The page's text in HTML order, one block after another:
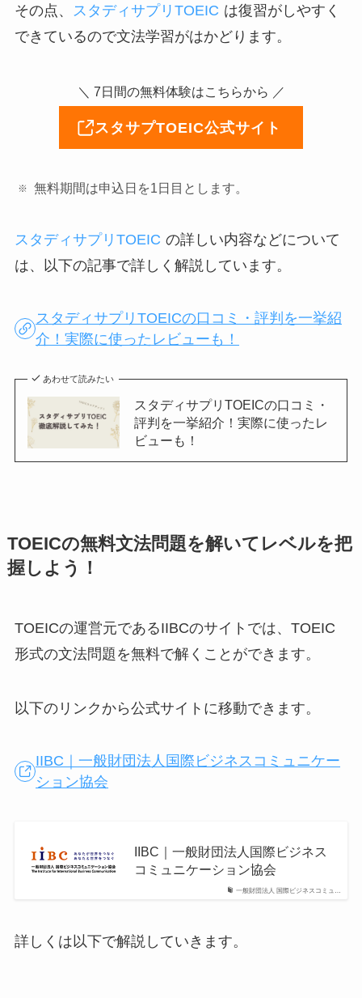
その点、 スタディサプリTOEIC は復習がしやすく
できているので文法学習がはかどります。
＼ 7日間の無料体験はこちらから ／
スタサプTOEIC公式サイト
無料期間は申込日を1日目とします。
スタディサプリTOEIC の詳しい内容などについて
は、以下の記事で詳しく解説しています。
スタディサプリTOEICの口コミ・評判を一挙紹
介！実際に使ったレビューも！
あわせて読みたい
スタディサプリTOEICの口コミ・
評判を一挙紹介！実際に使ったレ
ビューも！
TOEICの無料文法問題を解いてレベルを把
握しよう！
TOEICの運営元であるIIBCのサイトでは、TOEIC
形式の文法問題を無料で解くことができます。
以下のリンクから公式サイトに移動できます。
IIBC｜一般財団法人国際ビジネスコミュニケー
ション協会
一般財団法人 国際ビジネスコミュ…
IIBC｜一般財団法人国際ビジネス
コミュニケーション協会
詳しくは以下で解説していきます。